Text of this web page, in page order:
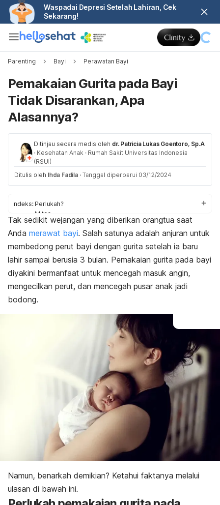
Waspadai Depresi Setelah Lahiran, Cek
Sekarang!
Parenting Bayi Perawatan Bayi
Pemakaian Gurita pada Bayi
Tidak Disarankan, Apa
Alasannya?
Ditinjau secara medis oleh dr. Patricia Lukas Goentoro, Sp.A
· Kesehatan Anak · Rumah Sakit Universitas Indonesia
(RSUI)
Ditulis oleh Ihda Fadila · Tanggal diperbarui 03/12/2024
Indeks: Perlukah?
Mitos
Bahaya
Tak sedikit wejangan yang diberikan orangtua saat
Anda merawat bayi. Salah satunya adalah anjuran untuk
membedong perut bayi dengan gurita setelah ia baru
lahir sampai berusia 3 bulan. Pemakaian gurita pada bayi
diyakini bermanfaat untuk mencegah masuk angin,
mengecilkan perut, dan mencegah pusar anak jadi
bodong.
Namun, benarkah demikian? Ketahui faktanya melalui
ulasan di bawah ini.